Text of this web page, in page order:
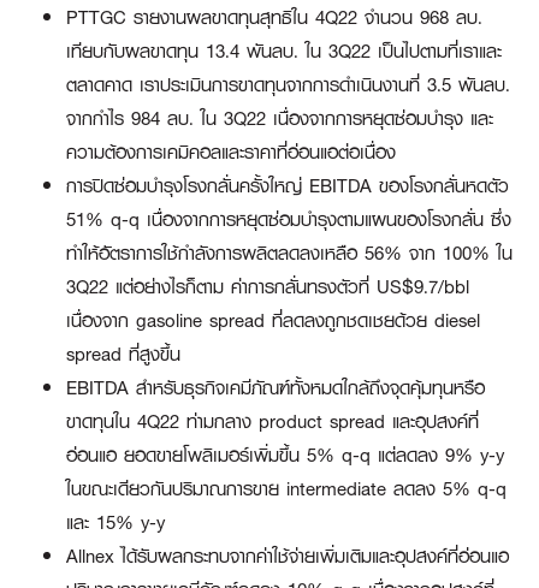
PTTGC รายงานผลขาดทุนสุทธิใน 4Q22 จำนวน 968 ลบ.
เทียบกับผลขาดทุน 13.4 พันลบ. ใน 3Q22 เป็นไปตามที่เราและ
ตลาดคาด เราประเมินการขาดทุนจากการดำเนินงานที่ 3.5 พันลบ.
จากกำไร 984 ลบ. ใน 3Q22 เนื่องจากการหยุดซ่อมบำรุง และ
ความต้องการเคมิคอลและราคาที่อ่อนแอต่อเนื่อง
การปิดซ่อมบำรุงโรงกลั่นครั้งใหญ่ EBITDA ของโรงกลั่นหดตัว
51% q-q เนื่องจากการหยุดซ่อมบำรุงตามแผนของโรงกลั่น ซึ่ง
ทำให้อัตราการใช้กำลังการผลิตลดลงเหลือ 56% จาก 100% ใน
3Q22 แต่อย่างไรก็ตาม ค่าการกลั่นทรงตัวที่ US$9.7/bbl
เนื่องจาก gasoline spread ที่ลดลงถูกชดเชยด้วย diesel
spread ที่สูงขึ้น
EBITDA สำหรับธุรกิจเคมีภัณฑ์ทั้งหมดใกล้ถึงจุดคุ้มทุนหรือ
ขาดทุนใน 4Q22 ท่ามกลาง product spread และอุปสงค์ที่
อ่อนแอ ยอดขายโพลิเมอร์เพิ่มขึ้น 5% q-q แต่ลดลง 9% y-y
ในขณะเดียวกันปริมาณการขาย intermediate ลดลง 5% q-q
และ 15% y-y
Allnex ได้รับผลกระทบจากค่าใช้จ่ายเพิ่มเติมและอุปสงค์ที่อ่อนแอ